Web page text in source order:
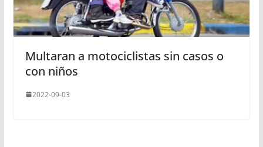
Multaran a motociclistas sin casos o
con niños
2022-09-03